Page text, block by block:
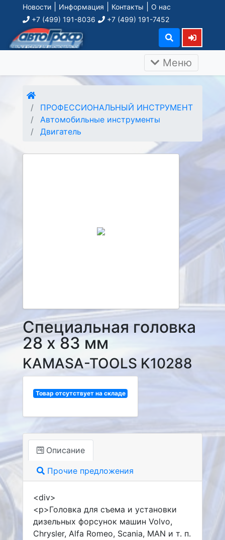
Новости Информация Контакты
О нас
+7 (499) 191-8036
+7 (499) 191-7452
Меню
ПРОФЕССИОНАЛЬНЫЙ ИНСТРУМЕНТ
Автомобильные инструменты
Двигатель
Специальная головка
28 х 83 мм
KAMASA-TOOLS K10288
Товар отсутствует на складе
Описание
Прочие предложения
<div>
<p>Головка для съема и установки
дизельных форсунок машин Volvo,
Chrysler, Alfa Romeo, Scania, MAN и т. п.